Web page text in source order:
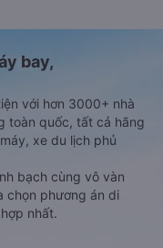
bay,
với hơn 3000+ nhà
toàn quốc, tất cả hãng
xe du lịch phủ
bạch cùng vô vàn
chọn phương án di
nhất.